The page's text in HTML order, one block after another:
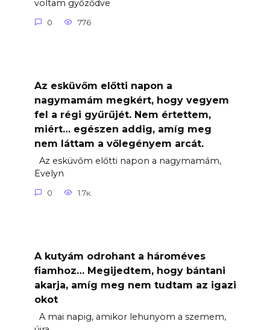
voltam győződve
0 776
Az esküvőm előtti napon a
nagymamám megkért, hogy vegyem
fel a régi gyűrűjét. Nem értettem,
miért… egészen addig, amíg meg
nem láttam a vőlegényem arcát.
Az esküvőm előtti napon a nagymamám,
Evelyn
0 1.7к.
A kutyám odrohant a hároméves
fiamhoz… Megijedtem, hogy bántani
akarja, amíg meg nem tudtam az igazi
okot
A mai napig, amikor lehunyom a szemem,